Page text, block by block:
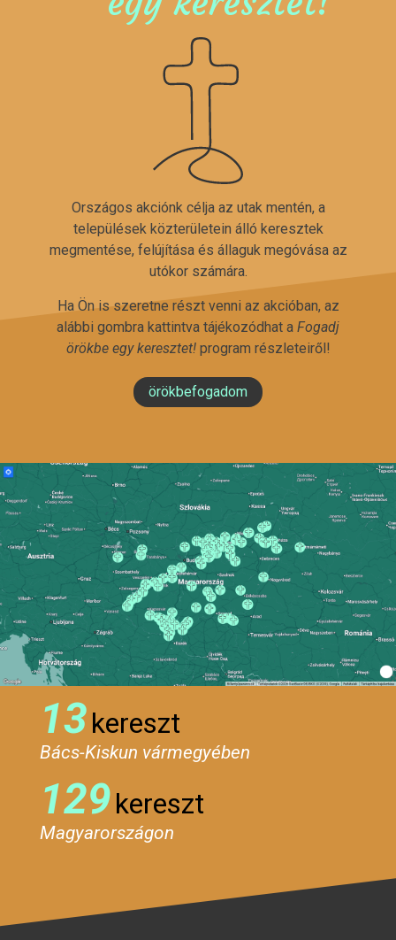
Országos akciónk célja az utak mentén, a
települések közterületein álló keresztek
megmentése, felújítása és állaguk megóvása az
utókor számára.
Ha Ön is szeretne részt venni az akcióban, az
alábbi gombra kattintva tájékozódhat a Fogadj
örökbe egy keresztet!program részleteiről!
örökbefogadom
13kereszt
Bács-Kiskun vármegyében
129kereszt
Magyarországon